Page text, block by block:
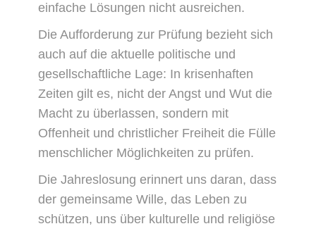
einfache Lösungen nicht ausreichen.
Die Aufforderung zur Prüfung bezieht sich
auch auf die aktuelle politische und
gesellschaftliche Lage: In krisenhaften
Zeiten gilt es, nicht der Angst und Wut die
Macht zu überlassen, sondern mit
Offenheit und christlicher Freiheit die Fülle
menschlicher Möglichkeiten zu prüfen.
Die Jahreslosung erinnert uns daran, dass
der gemeinsame Wille, das Leben zu
schützen, uns über kulturelle und religiöse